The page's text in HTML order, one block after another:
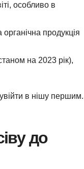
особливо в
продукція
на 2023 рік),
в нішу першим.
до